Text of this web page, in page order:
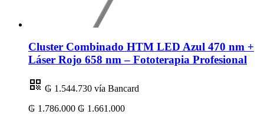
Cluster Combinado HTM LED Azul 470 nm +
Láser Rojo 658 nm – Fototerapia Profesional
₲ 1.544.730 vía Bancard
₲ 1.786.000 ₲ 1.661.000